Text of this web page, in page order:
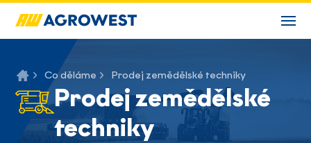
Co děláme Prodej zemědělské techniky
Prodej zemědělské
techniky